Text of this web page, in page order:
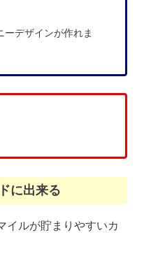
ーデザインが作れま
に出来る
イルが貯まりやすいカ